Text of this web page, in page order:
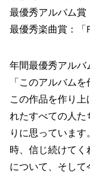
最優秀アルバム賞
最優秀楽曲賞：
年間最優秀アルバ
「このアルバム
この作品を作り上
れたすべての人た
りに思っていま
時、信じ続けて
について、そし